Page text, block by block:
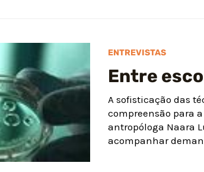
ENTREVISTAS
Entre
A sofisticação das
compreensão para
antropóloga Naara
acompanhar